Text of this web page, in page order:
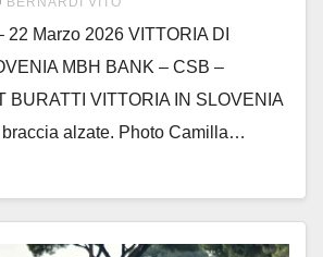
22 Marzo 2026 VITTORIA DI
MBH BANK – CSB –
BURATTI VITTORIA IN SLOVENIA
alzate. Photo Camilla…